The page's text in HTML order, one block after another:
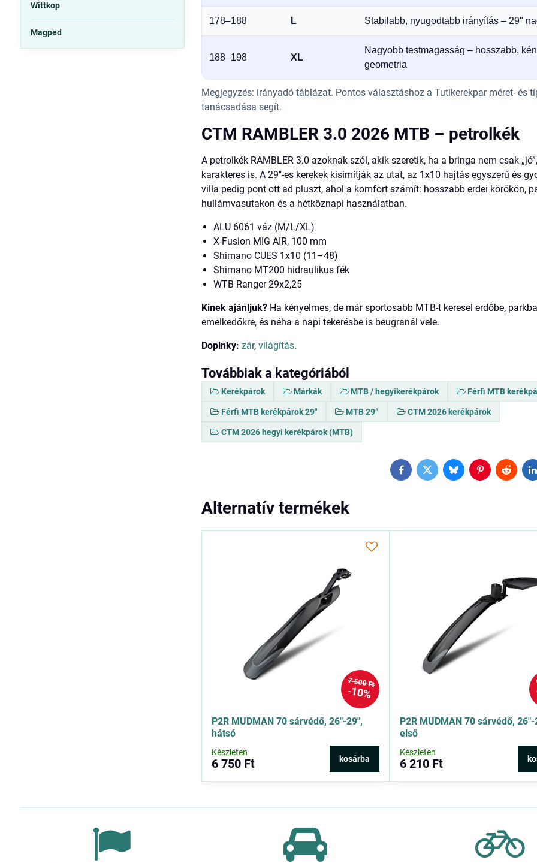
178–188 L Stabilabb, nyugodtabb irányítás – 29"
188–198 XL
Nagyobb testmagasság – hosszabb,
geometria
Megjegyzés: irányadó táblázat. Pontos választáshoz a Tutikerekpar méret- és
tanácsadása segít.
CTM RAMBLER 3.0 2026 MTB – petrolkék
A petrolkék RAMBLER 3.0 azoknak szól, akik szeretik, ha a bringa nem csak
karakteres is. A 29"-es kerekek kisimítják az utat, az 1x10 hajtás egyszerű és
villa pedig pont ott ad pluszt, ahol a komfort számít: hosszabb erdei körökön,
hullámvasutakon és a hétköznapi használatban.
ALU 6061 váz (M/L/XL)
X-Fusion MIG AIR, 100 mm
Shimano CUES 1x10 (11–48)
Shimano MT200 hidraulikus fék
WTB Ranger 29x2,25
Kinek ajánljuk? Ha kényelmes, de már sportosabb MTB-t keresel erdőbe,
emelkedőkre, és néha a napi tekerésbe is beugranál vele.
Doplnky: zár,világítás.
Továbbiak a kategóriából
Kerékpárok Márkák MTB / hegyikerékpárok Férfi MTB
Férfi MTB kerékpárok 29" MTB 29” CTM 2026 kerékpárok
CTM 2026 hegyi kerékpárok (MTB)
FacebookTwitterBlueskyPinterestReddit
Alternatív termékek
7 500 Ft
10%
P2R MUDMAN 70 sárvédő, 26″-29″,
hátsó
Készleten
6 750 Ft kosárba
P2R MUDMAN 70 sárvédő, 26″-
első
Készleten
6 210 Ft
Wittkop
Magped